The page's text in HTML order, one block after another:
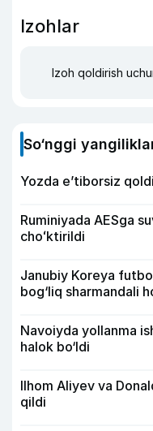
Izohlar
Izoh qoldirish
So‘nggi
Yozda e’tiborsiz
Ruminiyada AESga
choʻktirildi
Janubiy Koreya
bog‘liq sharmandali
Navoiyda yollanma
halok bo‘ldi
Ilhom Aliyev va
qildi